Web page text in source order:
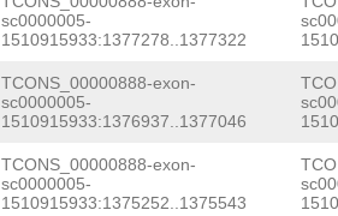
sc0000005-
1510915933:1377278..1377322
TCONS_00000888-exon-
sc0000005-
1510915933:1376937..1377046
TCONS_00000888-exon-
sc0000005-
1510915933:1375252..1375543